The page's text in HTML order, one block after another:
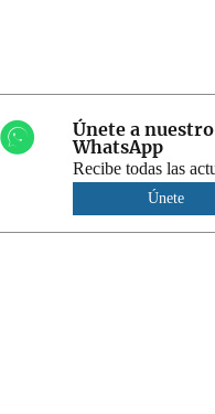
Únete a
WhatsApp
Recibe todas las
Únete